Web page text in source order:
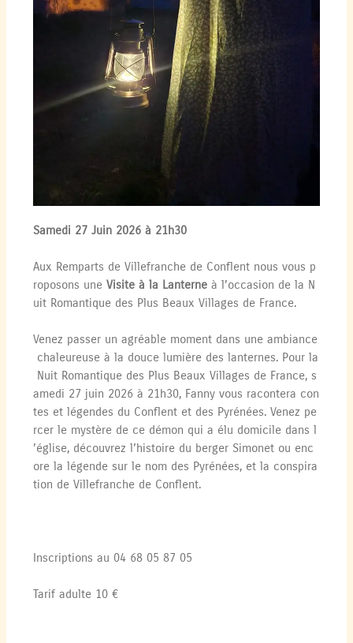
Samedi 27 Juin 2026 à 21h30
Aux Remparts de Villefranche de Conflent nous vous p
roposons uneVisite à la Lanterne à l’occasion de la N
uit Romantique des Plus Beaux Villages de France.
Venez passer un agréable moment dans une ambiance
chaleureuse à la douce lumière des lanternes. Pour la
Nuit Romantique des Plus Beaux Villages de France, s
amedi 27 juin 2026 à 21h30, Fanny vous racontera con
tes et légendes du Conflent et des Pyrénées. Venez pe
rcer le mystère de ce démon qui a élu domicile dans l
’église, découvrez l’histoire du berger Simonet ou enc
ore la légende sur le nom des Pyrénées, et la conspira
tion de Villefranche de Conflent.
Inscriptions au 04 68 05 87 05
Tarif adulte 10 €